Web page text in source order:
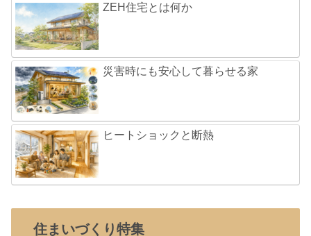
ZEH住宅とは何か
災害時にも安心して暮らせる家
ヒートショックと断熱
住まいづくり特集